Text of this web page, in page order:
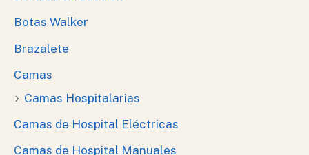
Botas Walker
Brazalete
Camas
Camas Hospitalarias
Camas de Hospital Eléctricas
Camas de Hospital Manuales